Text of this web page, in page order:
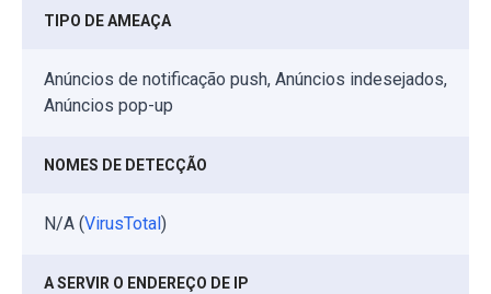
TIPO DE AMEAÇA
Anúncios de notificação push, Anúncios indesejados,
Anúncios pop-up
NOMES DE DETECÇÃO
N/A (VirusTotal )
A SERVIR O ENDEREÇO DE IP